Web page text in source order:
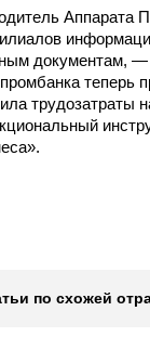
Аппарата
документам,
теперь
трудозатраты
по схожей